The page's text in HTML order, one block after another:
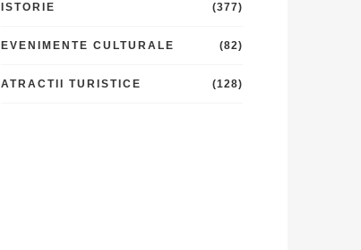
ISTORIE (377)
EVENIMENTE CULTURALE (82)
ATRACTII TURISTICE (128)